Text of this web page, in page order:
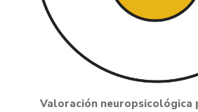
Valoración neuropsicológica